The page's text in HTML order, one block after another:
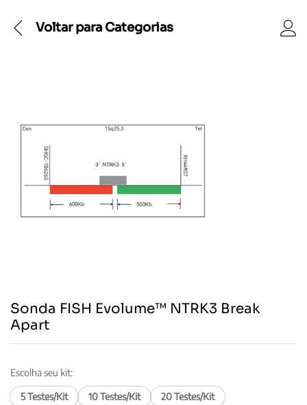
Voltar para Categorias
Sonda FISH Evolume™ NTRK3 Break
Apart
Escolha seu kit:
5 Testes/Kit 10 Testes/Kit 20 Testes/Kit